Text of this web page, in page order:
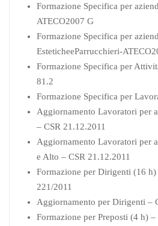
Formazione Specifica per
ATECO2007 G
Formazione Specifica per
EsteticheeParrucchieri-
Formazione Specifica per
81.2
Formazione Specifica per
Aggiornamento Lavoratori per
– CSR 21.12.2011
Aggiornamento Lavoratori per
e Alto – CSR 21.12.2011
Formazione per Dirigenti (16
221/2011
Aggiornamento per Dirigenti –
Formazione per Preposti (4 h)